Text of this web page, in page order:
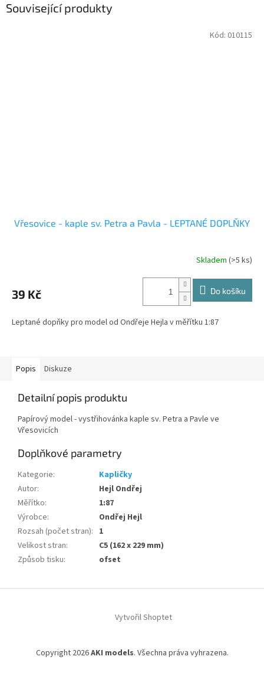
Související produkty
Vřesovice - kaple sv. Petra a Pavla - LEPTANÉ DOPLŇKY
Skladem (>5 ks)
39 Kč Do košíku
Leptané dopňky pro model od Ondřeje Hejla v měřítku 1:87
Kód: 010115
Popis Diskuze
Detailní popis produktu
Papírový model - vystřihovánka kaple sv. Petra a Pavle ve
Vřesovicích
Doplňkové parametry
Kategorie:
Kapličky
Autor:
Hejl Ondřej
Měřítko:
1:87
Výrobce:
Ondřej Hejl
Rozsah (počet stran): 1
Velikost stran:
C5 (162 x 229 mm)
Způsob tisku: ofset
Vytvořil Shoptet
Copyright 2026AKI models. Všechna práva vyhrazena.